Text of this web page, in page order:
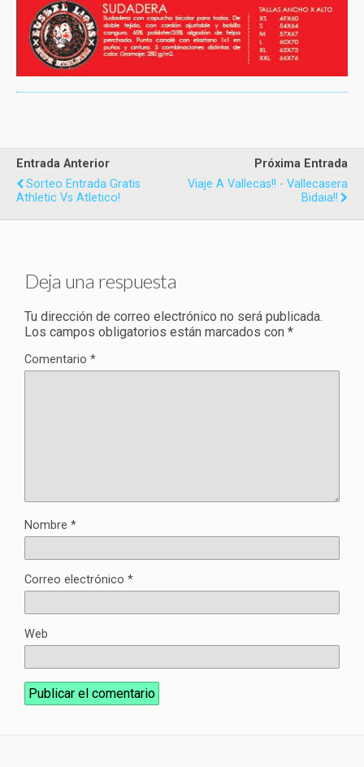
Entrada Anterior
Sorteo Entrada Gratis
Athletic Vs Atletico‏!
Próxima Entrada
Viaje A Vallecas!! - Vallecasera
Bidaia!!
Deja una respuesta
Tu dirección de correo electrónico no será publicada.
Los campos obligatorios están marcados con *
Comentario *
Nombre *
Correo electrónico *
Web